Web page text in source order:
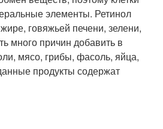
элементы. Ретинол
говяжьей печени, зелени,
много причин добавить в
мясо, грибы, фасоль, яйца,
продукты содержат